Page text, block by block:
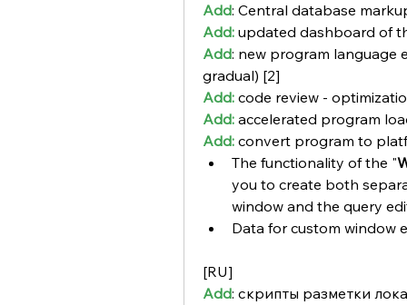
Add: Central database
Add: updated dashboard of
Add: new program language
gradual) [2]
Add: code review -
Add: accelerated program
Add: convert program to
The functionality of the "
you to create both
window and the query
Data for custom window
[RU]
Add: скрипты разметки